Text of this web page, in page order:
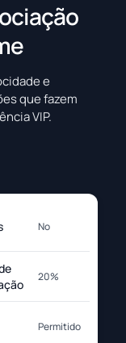
e
que fazem
VIP.
No
20%
Permitido